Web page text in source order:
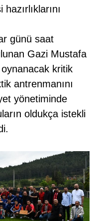
günü saat
Gazi Mustafa
oynanacak kritik
antrenmanını
yönetiminde
oldukça istekli